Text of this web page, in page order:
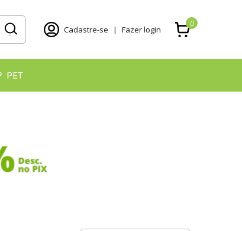
Cadastre-se | Fazer login
0
PET